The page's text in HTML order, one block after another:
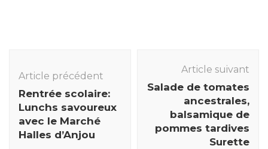
des
articles
Article précédent
Rentrée scolaire:
Lunchs savoureux
avec le Marché
Halles d’Anjou
Article suivant
Salade de tomates
ancestrales,
balsamique de
pommes tardives
Surette